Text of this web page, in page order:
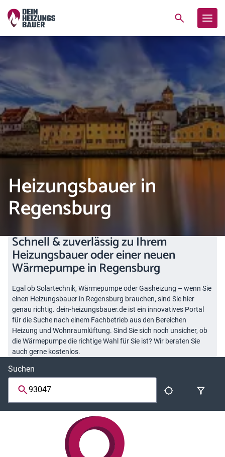
Heizungsbauer in
Regensburg
Schnell & zuverlässig zu Ihrem
Heizungsbauer oder einer neuen
Wärmepumpe in Regensburg
Egal ob Solartechnik, Wärmepumpe oder Gasheizung – wenn Sie
einen Heizungsbauer in Regensburg brauchen, sind Sie hier
genau richtig. dein-heizungsbauer.de ist ein innovatives Portal
für die Suche nach einem Fachbetrieb aus den Bereichen
Heizung und Wohnraumlüftung. Sind Sie sich noch unsicher, ob
die Wärmepumpe die richtige Wahl für Sie ist? Wir beraten Sie
auch gerne kostenlos.
Suchen